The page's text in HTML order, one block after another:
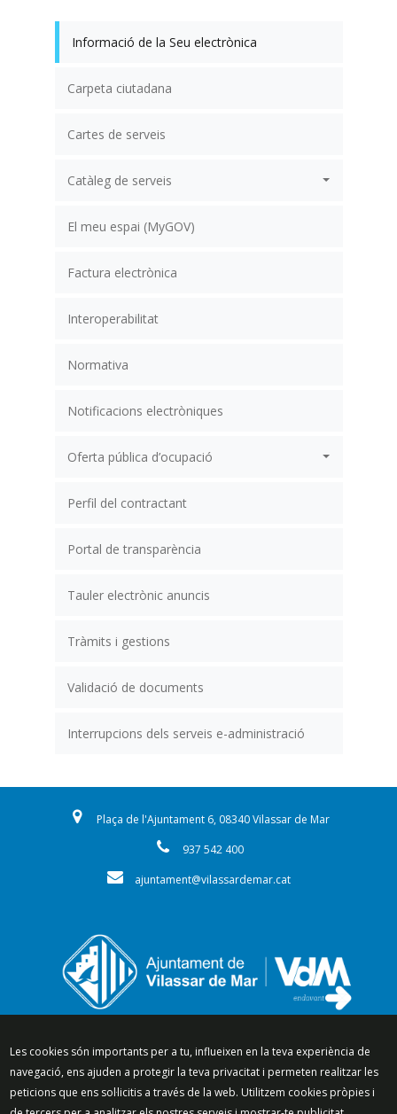
Informació de la Seu electrònica
Carpeta ciutadana
Cartes de serveis
Catàleg de serveis
El meu espai (MyGOV)
Factura electrònica
Interoperabilitat
Normativa
Notificacions electròniques
Oferta pública d’ocupació
Perfil del contractant
Portal de transparència
Tauler electrònic anuncis
Tràmits i gestions
Validació de documents
Interrupcions dels serveis e-administració
Plaça de l'Ajuntament 6, 08340 Vilassar de Mar
937 542 400
ajuntament@vilassardemar.cat
Segueix-nos a:
Les cookies són importants per a tu, influeixen en la teva experiència de
navegació, ens ajuden a protegir la teva privacitat i permeten realitzar les
peticions que ens sol·licitis a través de la web. Utilitzem cookies pròpies i